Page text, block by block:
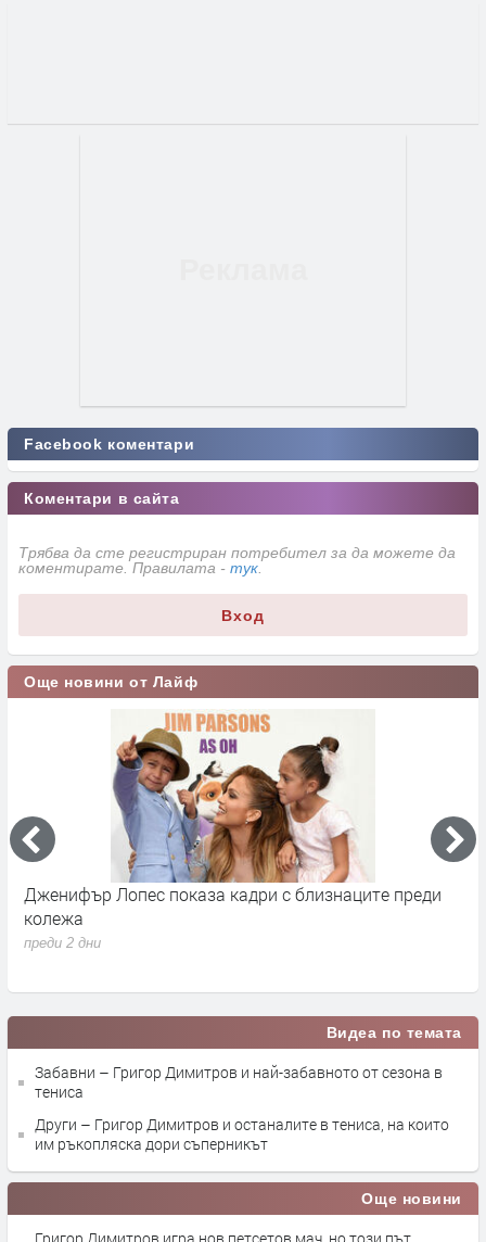
Facebook коментари
Коментари в сайта
Трябва да сте регистриран потребител за да можете да
коментирате. Правилата - тук
Вход
Още новини от Лайф
Дженифър Лопес показа кадри с близнаците преди
колежа
преди 2 дни
Видеа по темата
Забавни – Григор Димитров и най-забавното от сезона в
тениса
Други – Григор Димитров и останалите в тениса, на които
им ръкопляска дори съперникът
Още новини